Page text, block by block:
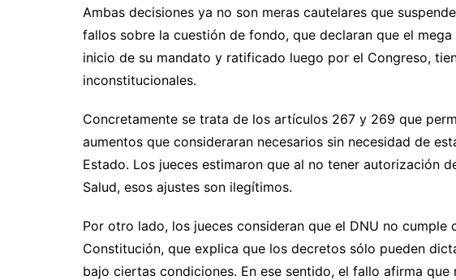
Ambas decisiones ya no son meras cautelares que
fallos sobre la cuestión de fondo, que declaran que el
inicio de su mandato y ratificado luego por el Congreso,
inconstitucionales.
Concretamente se trata de los artículos 267 y 269 que
aumentos que consideraran necesarios sin necesidad de
Estado. Los jueces estimaron que al no tener autorización
Salud, esos ajustes son ilegítimos.
Por otro lado, los jueces consideran que el DNU no
Constitución, que explica que los decretos sólo pueden
bajo ciertas condiciones. En ese sentido, el fallo afirma que